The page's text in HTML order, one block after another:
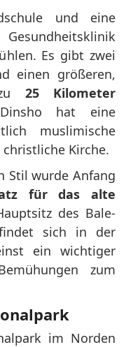
und eine
Es gibt zwei
einen größeren,
25 Kilometer
hat eine
muslimische
Kirche.
Stil wurde Anfang
für das alte
des Bale-
sich in der
ein wichtiger
zum
im Norden